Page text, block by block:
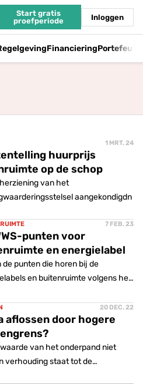
Start gratis
proefperiode
Inloggen
Financiering
1 MRT. 24
huurprijs
op de schop
van het
aangekondigdn
7 FEB. 23
punten voor
en energielabel
de punten die horen bij de
en buitenruimte volgens het
20 DEC. 22
aflossen door hogere
van het onderpand niet
verhouding staat tot de